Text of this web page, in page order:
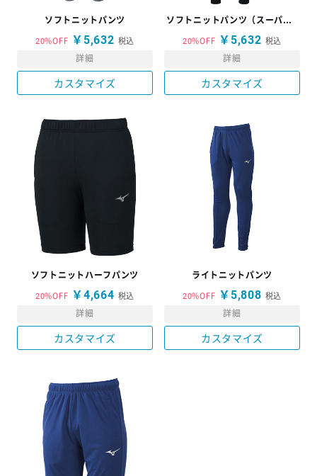
ソフトニットパンツ
20%OFF ￥5,632 税込
詳細
カスタマイズ
ソフトニットパンツ（スーパースリム）
20%OFF ￥5,632 税込
詳細
カスタマイズ
ソフトニットハーフパンツ
20%OFF ￥4,664 税込
詳細
カスタマイズ
ライトニットパンツ
20%OFF ￥5,808 税込
詳細
カスタマイズ